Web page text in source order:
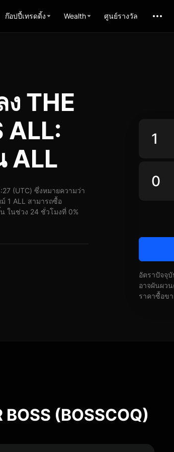
ก๊อปปี้เทรดดิ้ง Wealth ศูนย์รางวัล
THE
ALL:
ALL
(UTC) ซึ่งหมายความว่า
1 ALL สามารถซื้อ
ในช่วง 24 ชั่วโมงที่ 0%
อัตราปัจจุ
อาจผันผว
ราคาซื้อข
BOSS (BOSSCOQ)